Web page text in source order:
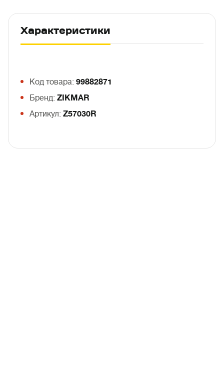
Характеристики
Код товара: 99882871
Бренд: ZIKMAR
Артикул: Z57030R